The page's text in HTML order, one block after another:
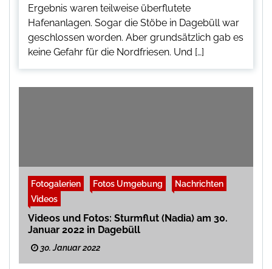
Ergebnis waren teilweise überflutete
Hafenanlagen. Sogar die Stöbe in Dagebüll war
geschlossen worden. Aber grundsätzlich gab es
keine Gefahr für die Nordfriesen. Und […]
Fotogalerien Fotos Umgebung
Nachrichten
Videos
Videos und Fotos: Sturmflut (Nadia) am 30.
Januar 2022 in Dagebüll
30. Januar 2022